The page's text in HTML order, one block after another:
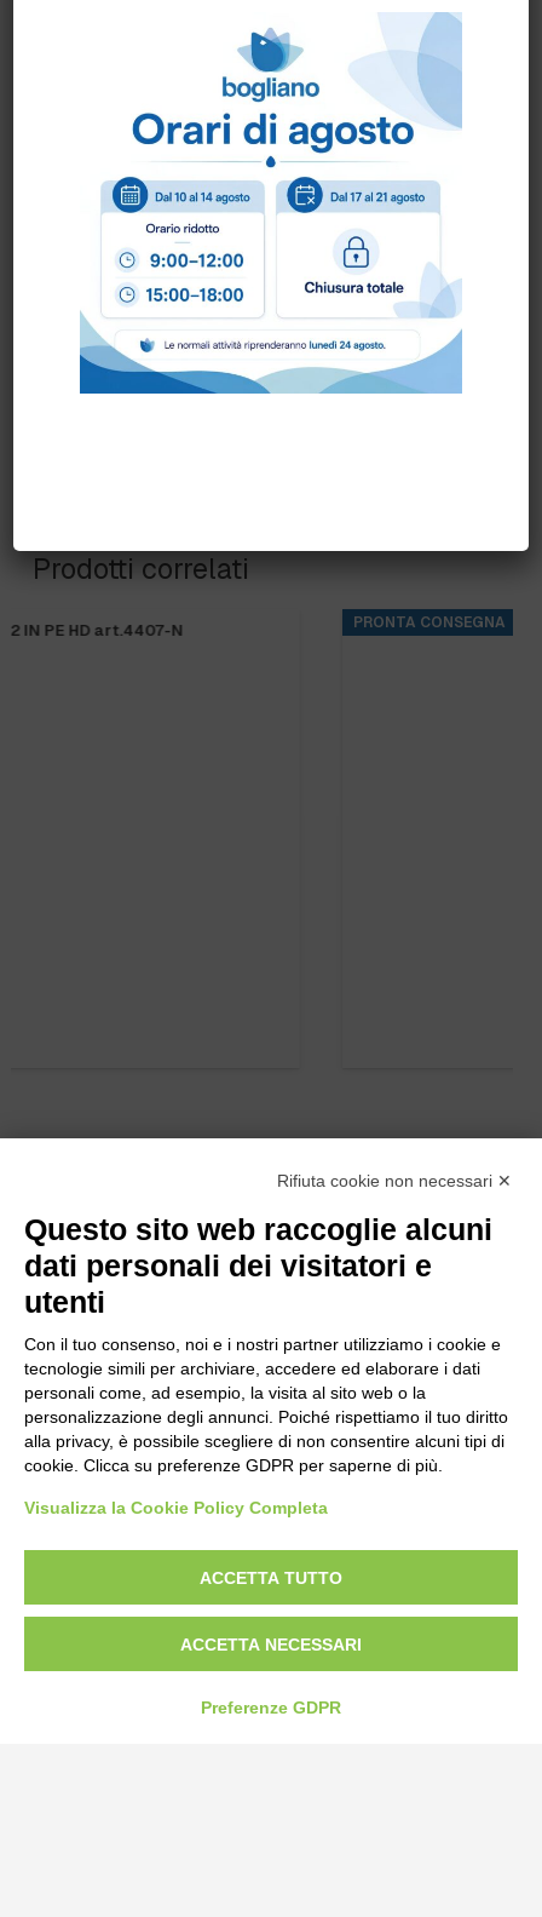
Puoi ordinare chiamando al0172 478161
oppure
scrivendo una mail a
info@bogliano.it
Per ogni informazione siamo a disposizione.
INCHIOSTRO:BLU,GENERICA,NERO,
ROSSO
COLORE:ARANCIO,BLU GENERICA
,VERDE
Prodotti correlati
PRONTA CONSEGNA
FRANGIA SOFT SR art.71200 “new”
Bogliano Srl
Borgo San Martino 44, 12060 Pocapaglia CN
Tel:0172-478161
Fax: 0172-487399
Rifiuta cookie non necessari ✕
Questo sito web raccoglie alcuni
dati personali dei visitatori e
utenti
Con il tuo consenso, noi e i nostri partner utilizziamo i cookie e
tecnologie simili per archiviare, accedere ed elaborare i dati
personali come, ad esempio, la visita al sito web o la
personalizzazione degli annunci. Poiché rispettiamo il tuo diritto
alla privacy, è possibile scegliere di non consentire alcuni tipi di
cookie. Clicca su preferenze GDPR per saperne di più.
Visualizza la Cookie Policy Completa
ACCETTA TUTTO
ACCETTA NECESSARI
Preferenze GDPR